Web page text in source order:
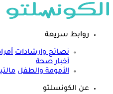
روابط سريعة
نصائح وارشادات
أخبار صحة
الأمومة والطفل
عن الكونسلتو